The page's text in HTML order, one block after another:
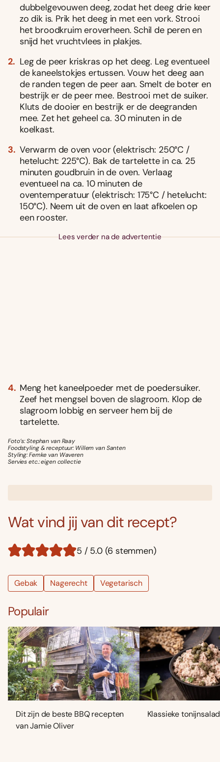
dubbelgevouwen deeg, zodat het deeg drie keer
zo dik is. Prik het deeg in met een vork. Strooi
het broodkruim eroverheen. Schil de peren en
snijd het vruchtvlees in plakjes.
Leg de peer kriskras op het deeg. Leg eventueel
de kaneelstokjes ertussen. Vouw het deeg aan
de randen tegen de peer aan. Smelt de boter en
bestrijk er de peer mee. Bestrooi met de suiker.
Kluts de dooier en bestrijk er de deegranden
mee. Zet het geheel ca. 30 minuten in de
koelkast.
Verwarm de oven voor (elektrisch: 250°C /
hetelucht: 225°C). Bak de tartelette in ca. 25
minuten goudbruin in de oven. Verlaag
eventueel na ca. 10 minuten de
oventemperatuur (elektrisch: 175°C / hetelucht:
150°C). Neem uit de oven en laat afkoelen op
een rooster.
Lees verder na de advertentie
Meng het kaneelpoeder met de poedersuiker.
Zeef het mengsel boven de slagroom. Klop de
slagroom lobbig en serveer hem bij de
tartelette.
Foto’s: Stephan van Raay
Foodstyling & receptuur: Willem van Santen
Styling: Femke van Waveren
Servies etc.: eigen collectie
Wat vind jij van dit recept?
5 / 5.0 (6 stemmen)
Gebak Nagerecht Vegetarisch
Populair
Dit zijn de beste BBQ recepten
van Jamie Oliver
Klassieke